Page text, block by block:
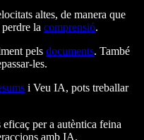
altes, de manera que
la comprensió.
pels documents. També
les.
i Veu IA, pots treballar
per a autèntica feina
amb IA.